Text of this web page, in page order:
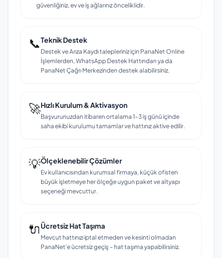
güvenliğiniz, ev ve iş ağlarınız önceliklidir.
📞Teknik Destek
Destek ve Arıza Kaydı talepleriniz için PanaNet Online
İşlemlerden, WhatsApp Destek Hattından ya da
PanaNet Çağrı Merkezinden destek alabilirsiniz.
🚀Hızlı Kurulum & Aktivasyon
Başvurunuzdan itibaren ortalama 1–3 iş günü içinde
saha ekibi kurulumu tamamlar ve hattınız aktive edilir.
💡Ölçeklenebilir Çözümler
Ev kullanıcısından kurumsal firmaya, küçük ofisten
büyük işletmeye her ölçeğe uygun paket ve altyapı
seçeneği mevcuttur.
🔌Ücretsiz Hat Taşıma
Mevcut hattınızı iptal etmeden ve kesinti olmadan
PanaNet'e ücretsiz geçiş – hat taşıma yapabilirsiniz.